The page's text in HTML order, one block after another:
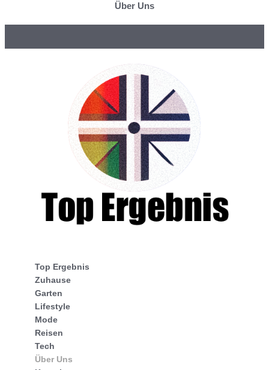
Über Uns
Top Ergebnis
Zuhause
Garten
Lifestyle
Mode
Reisen
Tech
Über Uns